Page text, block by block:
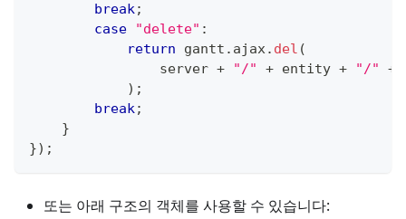
break;
case
"delete" :
return gantt . ajax. del (
                server
+ "/" + entity + "/" +
) ;
break;
}
}) ;
또는 아래 구조의 객체를 사용할 수 있습니다: